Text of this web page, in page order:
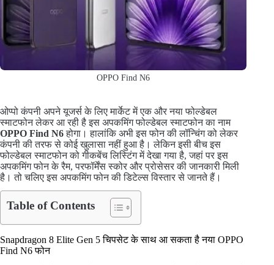
OPPO Find N6
ओप्पो कंपनी अपने यूजर्स के लिए मार्केट में एक और नया फोल्डेबल
स्माटफोन लेकर आ रही है इस अपकमिंग फोल्डेबल स्माटफोन का नाम
OPPO Find N6होगा। हालांकि अभी इस फोन की लॉन्चिंग को लेकर
कंपनी की तरफ से कोई खुलासा नहीं हुआ है। लेकिन इसी बीच इस
फोल्डेबल स्माटफोन को गीकबेंच लिस्टिंग में देखा गया है, जहां पर इस
अपकमिंग फोन के रैम, परफॉर्मेंस स्कोर और प्रोसेसर की जानकारी मिली
है। तो चलिए इस अपकमिंग फोन की डिटेल्स विस्तार से जानते हैं।
Table of Contents
Snapdragon 8 Elite Gen 5 चिपसेट के साथ आ सकता है नया OPPO
Find N6 फोन